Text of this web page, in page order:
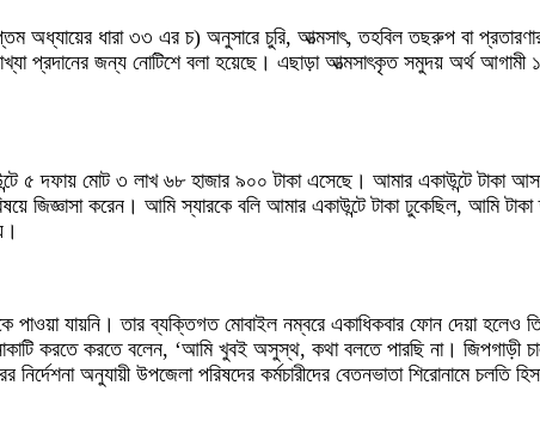
অধ্যায়ের ধারা ৩৩ এর চ) অনুসারে চুরি, আত্মসাৎ, তহবিল তছরুপ বা
প্রদানের জন্য নোটিশে বলা হয়েছে। এছাড়া আত্মসাৎকৃত সমুদয় অর্থ আগামী
৫ দফায় মোট ৩ লাখ ৬৮ হাজার ৯০০ টাকা এসেছে। আমার একাউন্টে টাকা
করেন। আমি স্যারকে বলি আমার একাউন্টে টাকা ঢুকেছিল, আমি টাকা
পাওয়া যায়নি। তার ব্যক্তিগত মোবাইল নম্বরে একাধিকবার ফোন দেয়া হলেও
করতে করতে বলেন, ‘আমি খুবই অসুস্থ, কথা বলতে পারছি না।
অনুযায়ী উপজেলা পরিষদের কর্মচারীদের বেতনভাতা শিরোনামে চলতি